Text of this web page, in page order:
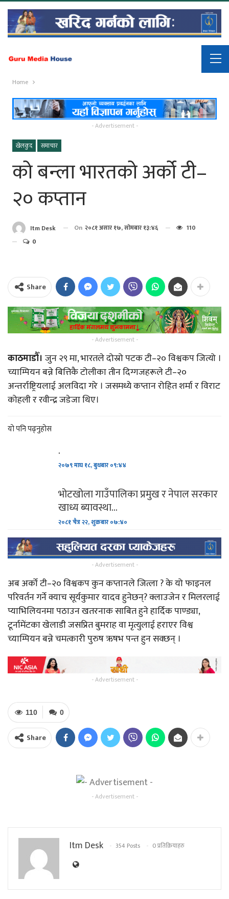
Home
- Advertisement -
खेलकुद
समाचार
को बन्ला भारतको अर्को टी–
२० कप्तान
Itm Desk On २०८१ असार १७, सोमबार १३:४६
110
0
Share
- Advertisement -
काठमाडौँ। जुन २९ मा, भारतले दोस्रो पटक टी–२० विश्वकप जित्यो ।
च्याम्पियन बन्ने बित्तिकै टोलीका तीन दिग्गजहरूले टी–२०
अन्तर्राष्ट्रियलाई अलविदा गरे । जसमध्ये कप्तान रोहित शर्मा र विराट
कोहली र रवीन्द्र जडेजा थिए।
यो पनि पढ्नुहोस
.
२०७९ माघ १८, बुधबार ०९:४४
भोटखोला गाउँपालिका प्रमुख र नेपाल सरकार
खाध्य ब्यावस्था…
२०८१ चैत्र २२, शुक्रबार ०७:४०
- Advertisement -
अब अर्को टी–२० विश्वकप कुन कप्तानले जित्ला ? के यो फाइनल
परिवर्तन गर्ने क्याच सूर्यकुमार यादव हुनेछन्? क्लाउजेन र मिलरलाई
प्याभिलियनमा पठाउन खतरनाक साबित हुने हार्दिक पाण्ड्या,
टूर्नामेंटका खेलाडी जसप्रित बुमराह वा मृत्युलाई हराएर विश्व
च्याम्पियन बन्ने चमत्कारी पुरुष ऋषभ पन्त हुन सक्छन् ।
- Advertisement -
0
110
Share
- Advertisement -
Itm Desk 354 Posts 0 प्रतिक्रियाहरु